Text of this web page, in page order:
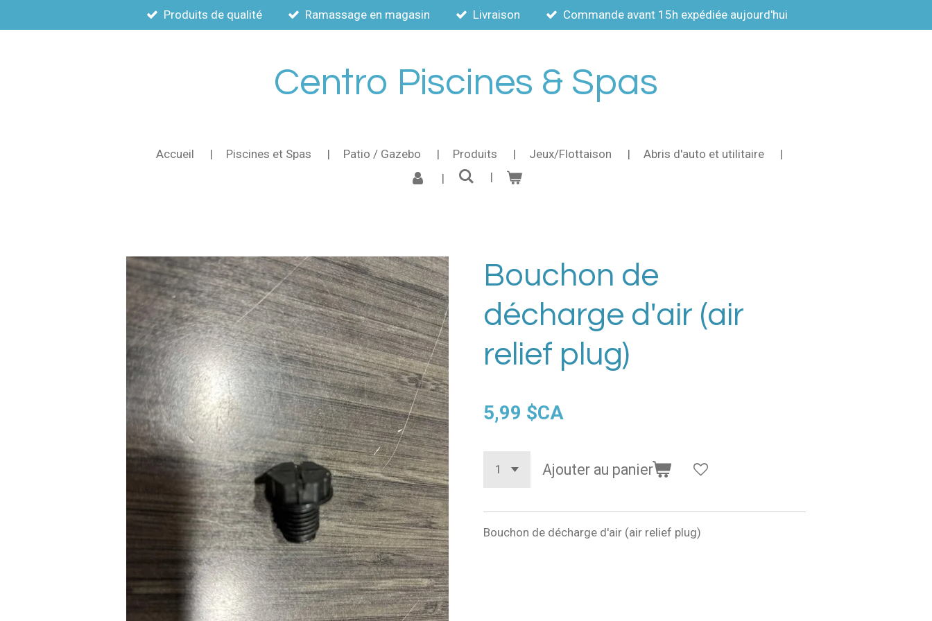
au
Produits de qualité Ramassage en magasin Livraison Commande avant 15h expédiée aujourd'hui
Centro Piscines & Spas
Accueil Piscines et Spas Patio / Gazebo Produits Jeux/Flottaison Abris d'auto et utilitaire
Bouchon de
décharge d'air (air
relief plug)
5,99 $CA
Ajouter au panier
Bouchon de décharge d'air (air relief plug)